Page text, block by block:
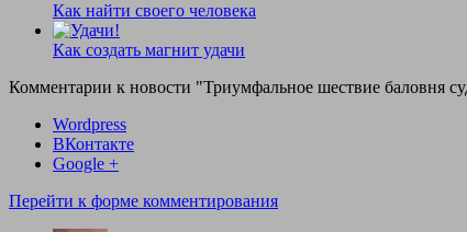
Как найти своего человека
Как создать магнит удачи
Комментарии к новости "Триумфальное шествие баловня
Wordpress
ВКонтакте
Google +
Перейти к форме комментирования